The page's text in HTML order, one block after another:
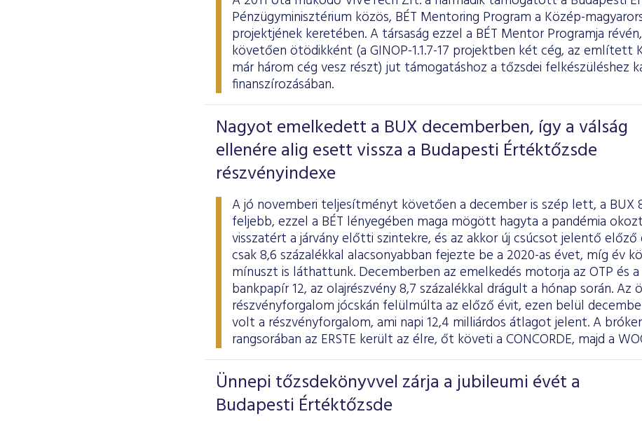
Pénzügyminisztérium közös, BÉT Mentoring Program a Közép-
projektjének keretében. A társaság ezzel a BÉT Mentor Programja
követően ötödikként (a GINOP-1.1.7-17 projektben két cég, az említett
már három cég vesz részt) jut támogatáshoz a tőzsdei felkészüléshez
finanszírozásában.
Nagyot emelkedett a BUX decemberben, így a válság
ellenére alig esett vissza a Budapesti Értéktőzsde
részvényindexe
A jó novemberi teljesítményt követően a december is szép lett, a BUX
feljebb, ezzel a BÉT lényegében maga mögött hagyta a pandémia
visszatért a járvány előtti szintekre, és az akkor új csúcsot jelentő előző
csak 8,6 százalékkal alacsonyabban fejezte be a 2020-as évet, míg év
mínuszt is láthattunk. Decemberben az emelkedés motorja az OTP és
bankpapír 12, az olajrészvény 8,7 százalékkal drágult a hónap során. Az
részvényforgalom jócskán felülmúlta az előző évit, ezen belül
volt a részvényforgalom, ami napi 12,4 milliárdos átlagot jelent. A
rangsorában az ERSTE került az élre, őt követi a CONCORDE, majd a
Ünnepi tőzsdekönyvvel zárja a jubileumi évét a
Budapesti Értéktőzsde